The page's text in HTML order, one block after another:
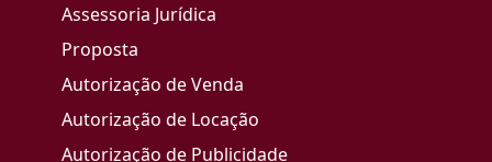
Assessoria Jurídica
Proposta
Autorização de Venda
Autorização de Locação
Autorização de Publicidade